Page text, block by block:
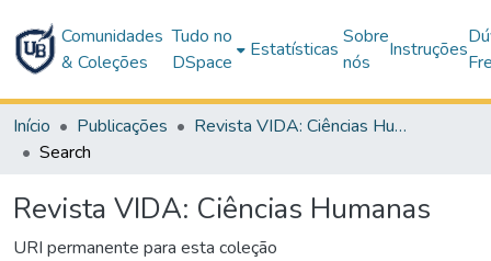
Comunidades
& Coleções
Tudo no
DSpace
Estatísticas
Sobre
nós
Instruções
Início Publicações
Revista VIDA: Ciências Humanas
Search
Revista VIDA: Ciências Humanas
URI permanente para esta coleção